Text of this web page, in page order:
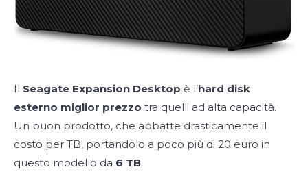
Il Seagate Expansion Desktop è l’hard disk
esterno miglior prezzo tra quelli ad alta capacità.
Un buon prodotto, che abbatte drasticamente il
costo per TB, portandolo a poco più di 20 euro in
questo modello da 6 TB.